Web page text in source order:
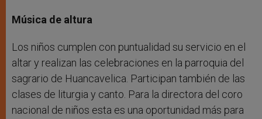
Música de altura
Los niños cumplen con puntualidad su servicio en el
altar y realizan las celebraciones en la parroquia del
sagrario de Huancavelica. Participan también de las
clases de liturgia y canto. Para la directora del coro
nacional de niños esta es una oportunidad más para